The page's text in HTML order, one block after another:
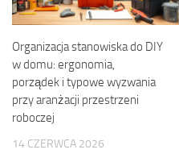
Organizacja stanowiska do DIY
w domu: ergonomia,
porządek i typowe wyzwania
przy aranżacji przestrzeni
roboczej
14 CZERWCA 2026